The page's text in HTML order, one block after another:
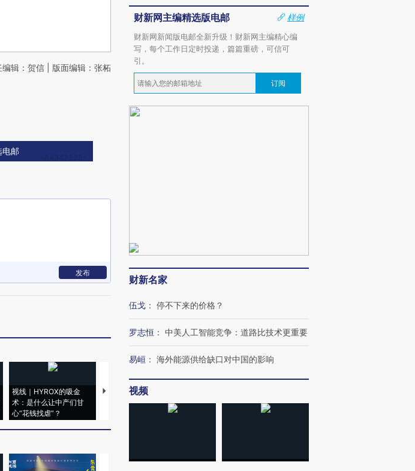
编辑：贺信 | 版面编辑：张柘
电邮
发布
视线｜HYROX的吸金
术：是什么让中产们甘
心“花钱找虐”？
马航飞行员跨国走私7万
粒摇头丸 尿检体内含3种
度Z世代 用街头抗争将教
机”？难民潮撕裂西班牙
财新网主编精选版电邮
样例
财新网新闻版电邮全新升级！财新网主编精心编
写，每个工作日定时投递，篇篇重磅，可信可
引。
订阅
财新名家
伍戈 ： 停不下来的价格？
罗志恒 ： 中美人工智能竞争：道路比技术更重要
易峘 ： 海外能源供给缺口对中国的影响
视频